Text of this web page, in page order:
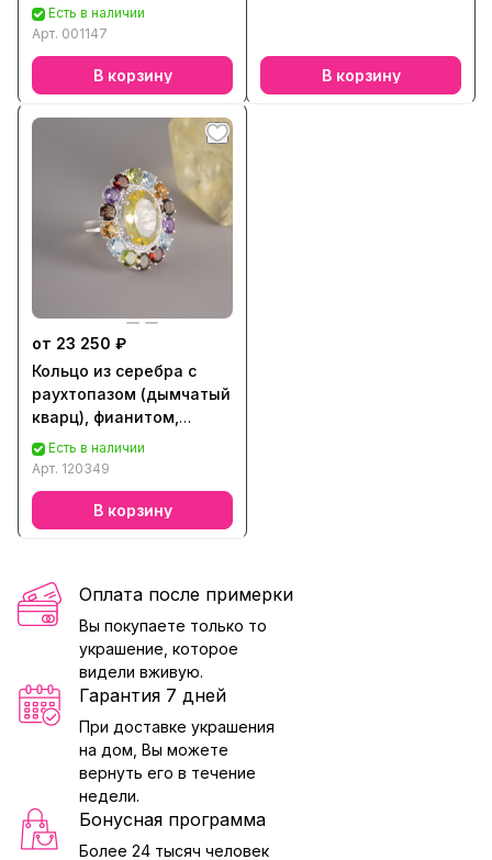
Есть в наличии
Арт. 001147
В корзину В корзину
от 23 250 ₽
Кольцо из серебра с
раухтопазом (дымчатый
кварц), фианитом,
аметистом, топазом,
кварцем, хризолитом,
цитрином
Есть в наличии
Арт. 120349
В корзину
Оплата после примерки
Вы покупаете только то
украшение, которое
видели вживую.
Гарантия 7 дней
При доставке украшения
на дом, Вы можете
вернуть его в течение
недели.
Бонусная программа
Более 24 тысяч человек